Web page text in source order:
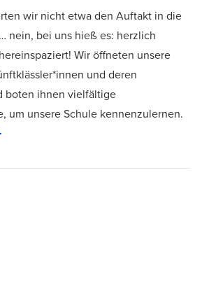
wir nicht etwa den Auftakt in die
nein, bei uns hieß es: herzlich
Wir öffneten unsere
und deren
boten ihnen vielfältige
um unsere Schule kennenzulernen.